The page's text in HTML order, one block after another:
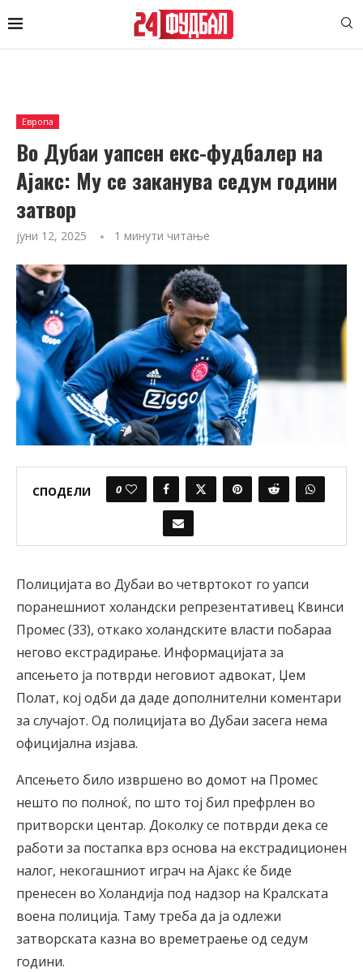
Европа
Во Дубаи уапсен екс-фудбалер на
Ајакс: Му се заканува седум години
затвор
јуни 12, 2025 1 минути читање
СПОДЕЛИ 0
Полицијата во Дубаи во четвртокот го уапси
поранешниот холандски репрезентативец Квинси
Промес (33), откако холандските власти побараа
негово екстрадирање. Информацијата за
апсењето ја потврди неговиот адвокат, Џем
Полат, кој одби да даде дополнителни коментари
за случајот. Од полицијата во Дубаи засега нема
официјална изјава.
Апсењето било извршено во домот на Промес
нешто по полноќ, по што тој бил префрлен во
притворски центар. Доколку се потврди дека се
работи за постапка врз основа на екстрадиционен
налог, некогашниот играч на Ајакс ќе биде
пренесен во Холандија под надзор на Кралската
воена полиција. Таму треба да ја одлежи
затворската казна во времетраење од седум
години.